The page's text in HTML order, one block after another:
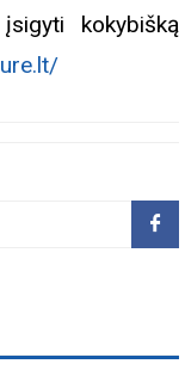
kokybišką